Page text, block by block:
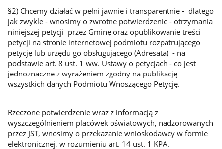
§2) Chcemy działać w pełni jawnie i transparentnie - dlatego
jak zwykle - wnosimy o zwrotne potwierdzenie - otrzymania
niniejszej petycji przez Gminę oraz opublikowanie treści
petycji na stronie internetowej podmiotu rozpatrującego
petycję lub urzędu go obsługującego (Adresata) - na
podstawie art. 8 ust. 1 ww. Ustawy o petycjach - co jest
jednoznaczne z wyrażeniem zgodny na publikację
wszystkich danych Podmiotu Wnoszącego Petycję.
Rzeczone potwierdzenie wraz z informacją z
wyszczególnieniem placówek oświatowych, nadzorowanych
przez JST, wnosimy o przekazanie wnioskodawcy w formie
elektronicznej, w rozumieniu art. 14 ust. 1 KPA.